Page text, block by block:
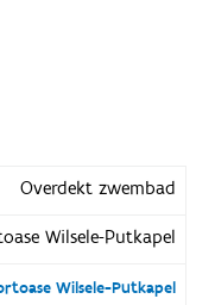
Overdekt zwembad
Wilsele-Putkapel
Wilsele-Putkapel